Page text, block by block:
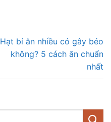
Hạt bí ăn nhiều có gây béo
không? 5 cách ăn chuẩn
nhất